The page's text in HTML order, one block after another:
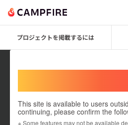
プロジェクトを掲載するには
This site is available to users
continuing, please confirm the
※ Some features may not be available
水戸クリエイティヴ